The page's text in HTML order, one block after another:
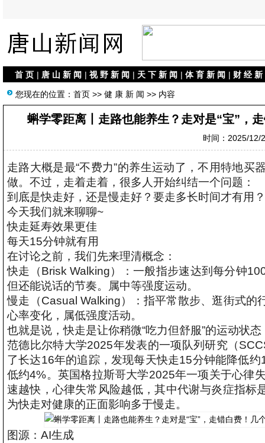
首 页 | 唐 山 新 闻 | 视 野 新 闻 | 天 下 新 闻 | 体 育 新 闻 | 财 经 新
您现在的位置： 首页 >> 健 康 新 闻 >> 内容
蝌学零距离丨走路也能养生？走对是“宝”，
时间：2025/12/
走路大概是最“不费力”的养生运动了，不用特地
做。不过，走着走着，很多人开始纠结一个问题：
到底是快走好，还是慢走好？要走多长时间才有用？
今天我们就来聊聊~
快走延寿效果更佳
每天15分钟就有用
在讨论之前，我们先来理清概念：
快走（Brisk Walking）：一般指步速达到每分钟
但还能说话的节奏。属中等强度运动。
慢走（Casual Walking）：指平常散步、逛街式
心率变化，属低强度活动。
也就是说，快走是让你稍微“吃力但舒服”的运动状
范德比尔特大学2025年发表的一项队列研究（
了长达16年的追踪，发现每天快走15分钟能降低
低约4%。英国格拉斯哥大学2025年一项关于心律
速越快，心律失常风险越低，其中代谢与炎症指标
为快走对健康的正面影响多于慢走。
图源：AI生成